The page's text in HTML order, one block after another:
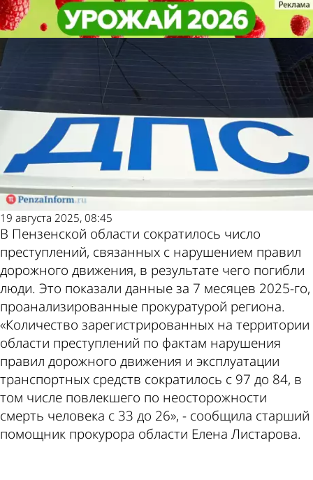
В Пензенской области снизилось
количество смертельных ДТП
Общество
19 августа 2025, 08:45
В Пензенской области сократилось число
преступлений, связанных с нарушением правил
дорожного движения, в результате чего погибли
люди. Это показали данные за 7 месяцев 2025-го,
проанализированные прокуратурой региона.
«Количество зарегистрированных на территории
области преступлений по фактам нарушения
правил дорожного движения и эксплуатации
транспортных средств сократилось с 97 до 84, в
том числе повлекшего по неосторожности
смерть человека с 33 до 26», - сообщила старший
помощник прокурора области Елена Листарова.
В Пензенской области снизилось
количество смертельных ДТП
Общество
Другие новости по
теме
Погода и курсы
валют в Пензе